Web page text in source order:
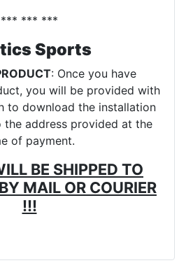
*** *** ***
Sports
: Once you have
you will be provided with
to download the installation
the address provided at the
of payment.
BE SHIPPED TO
MAIL OR COURIER
!!!